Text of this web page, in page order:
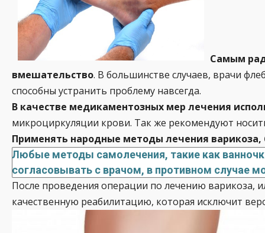
Самым
вмешательство. В большинстве случаев, врачи
способны устранить проблему навсегда.
В качестве медикаментозных мер лечения
микроциркуляции крови. Так же рекомендуют
Применять народные методы лечения варикоза,
Любые методы самолечения, такие как
согласовывать с врачом, в противном случае
После проведения операции по лечению варикоза,
качественную реабилитацию, которая исключит